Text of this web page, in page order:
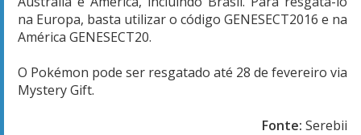
na Europa, basta utilizar o código GENESECT2016 e na
América GENESECT20.
O Pokémon pode ser resgatado até 28 de fevereiro via
Mystery Gift.
Fonte: Serebii